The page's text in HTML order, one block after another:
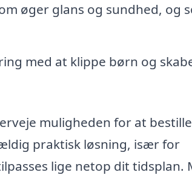
øger glans og sundhed, og
med at klippe børn og
muligheden for at
praktisk løsning, især for
lige netop dit tidsplan.